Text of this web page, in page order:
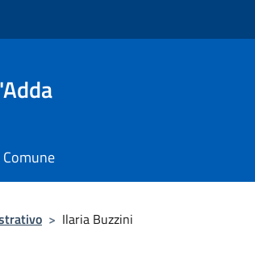
> Ilaria Buzzini